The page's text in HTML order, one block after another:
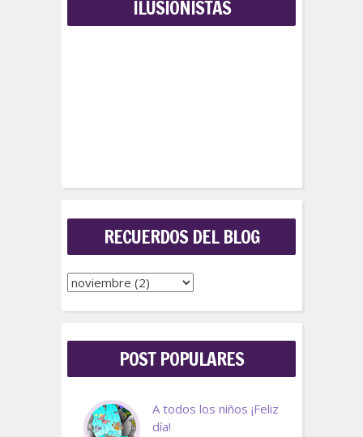
ILUSIONISTAS
RECUERDOS DEL BLOG
POST POPULARES
A todos los niños ¡Feliz
día!